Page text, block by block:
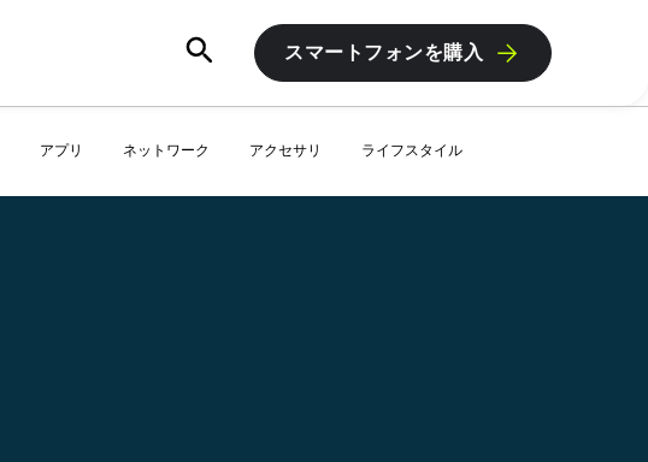
スマートフォンを購入
アプリ ネットワーク アクセサリ ライフスタイル